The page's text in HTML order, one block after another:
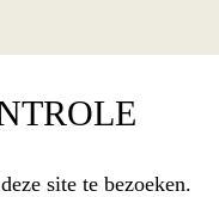
site te bezoeken.